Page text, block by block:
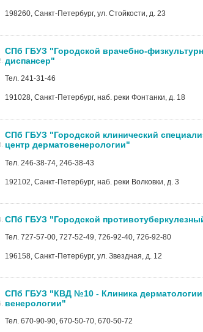
198260, Санкт-Петербург, ул. Стойкости, д. 23
СПб ГБУЗ "Городской врачебно-
диспансер"
Тел. 241-31-46
191028, Санкт-Петербург, наб. реки Фонтанки, д. 18
СПб ГБУЗ "Городской клинический
центр дерматовенерологии"
Тел. 246-38-74, 246-38-43
192102, Санкт-Петербург, наб. реки Волковки, д. 3
СПб ГБУЗ "Городской
Тел. 727-57-00, 727-52-49, 726-92-40, 726-92-80
196158, Санкт-Петербург, ул. Звездная, д. 12
СПб ГБУЗ "КВД №10 - Клиника
венерологии"
Тел. 670-90-90, 670-50-70, 670-50-72